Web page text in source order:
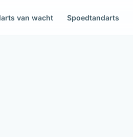
van wacht Spoedtandarts